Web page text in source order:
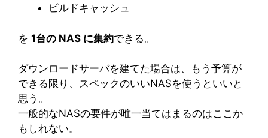
ビルドキャッシュ
を 1台の NAS に集約できる。
ダウンロードサーバを建てた場合は、もう予算が
できる限り、スペックのいいNASを使うといいと
思う。
一般的なNASの要件が唯一当てはまるのはここか
もしれない。